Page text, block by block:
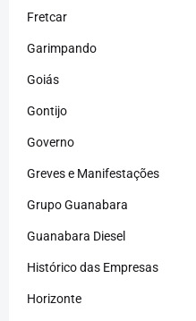
Fretcar
Garimpando
Goiás
Gontijo
Governo
Greves e Manifestações
Grupo Guanabara
Guanabara Diesel
Histórico das Empresas
Horizonte